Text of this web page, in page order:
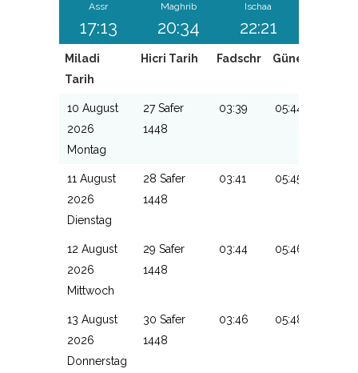
Assr
17:13
Maghrib
20:34
Ischaa
22:21
Miladi
Tarih
Hicri Tarih Fadschr Güneş
10 August
2026
Montag
27 Safer
1448
03:39 05:44
11 August
2026
Dienstag
28 Safer
1448
03:41 05:45
12 August
2026
Mittwoch
29 Safer
1448
03:44 05:46
13 August
2026
Donnerstag
30 Safer
1448
03:46 05:48